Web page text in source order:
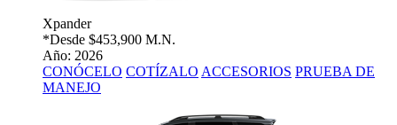
Xpander
*Desde $453,900 M.N.
Año: 2026
CONÓCELO COTÍZALO ACCESORIOS PRUEBA DE
MANEJO